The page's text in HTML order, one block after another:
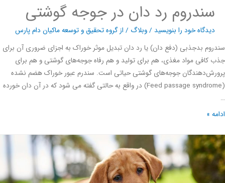
سندروم رد دان در جوجه گوشتی
دیدگاه‌ خود را بنویسید/وبلاگ/ از گروه تحقیق و توسعه ماکیان دام پارس
بدجذبی (دفع دان) یا رد دان تبدیل موثر خوراک به اجزای ضروری آن برای
کافی مواد مغذی، هم برای تولید و هم رفاه جوجه‌های گوشتی و هم برای
جوجه‌های گوشتی حیاتی است. سندرم عبور خوراک هضم نشده
(Feed passage syndrome) در واقع به حالتی گفته می شود که در آن دان خورده
»